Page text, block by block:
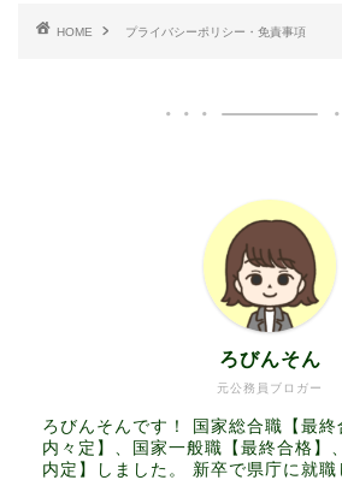
HOME プライバシーポリシー・免責事項
元公務員ブロガー
ろびんそん
ろびんそんです！ 国家総合職【最終
内々定】、国家一般職【最終合格】
内定】しました。 新卒で県庁に就